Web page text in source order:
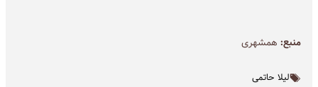
منبع: همشهری
لیلا حاتمی